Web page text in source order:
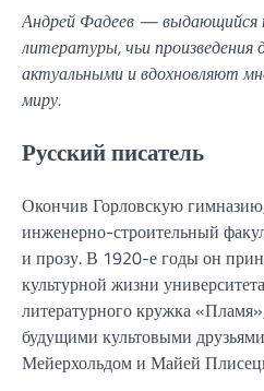
Андрей Фадеев — выдающийся
литературы, чьи
актуальными и вдохновляют
миру.
Русский писатель
Окончив Горловскую
инженерно-строительный
и прозу. В 1920-е годы он
культурной жизни
литературного кружка
будущими культовыми
Мейерхольдом и Майей